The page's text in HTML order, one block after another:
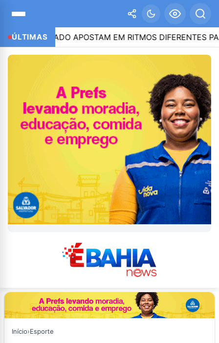
ÚLTIMAS
CAIADO APOSTAM EM RITMOS DIFERENTES PARA
Início›Esporte